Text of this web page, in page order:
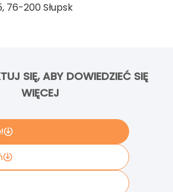
76-200 Słupsk
SIĘ, ABY DOWIEDZIEĆ SIĘ
WIĘCEJ